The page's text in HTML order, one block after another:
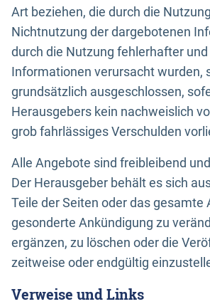
Art beziehen, die durch die
Nichtnutzung der dargebotenen
durch die Nutzung fehlerhafter
Informationen verursacht wurden,
grundsätzlich ausgeschlossen,
Herausgebers kein nachweislich
grob fahrlässiges Verschulden
Alle Angebote sind freibleibend
Der Herausgeber behält es sich
Teile der Seiten oder das gesamte
gesonderte Ankündigung zu
ergänzen, zu löschen oder die
zeitweise oder endgültig
Verweise und Links